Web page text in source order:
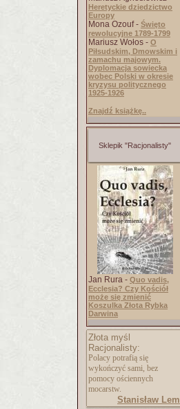
Heretyckie dziedzictwo
Europy
Mona Ozouf - Święto
rewolucyjne 1789-1799
Mariusz Wołos - O
Piłsudskim, Dmowskim i
zamachu majowym.
Dyplomacja sowiecka
wobec Polski w okresie
kryzysu politycznego
1925-1926
Znajdź książkę..
Sklepik "Racjonalisty"
Jan Rura - Quo vadis,
Ecclesia? Czy Kościół
może się zmienić
Koszulka Złota Rybka
Darwina
Złota myśl
Racjonalisty:
Polacy potrafią się
wykończyć sami, bez
pomocy ościennych
mocarstw.
Stanisław Lem